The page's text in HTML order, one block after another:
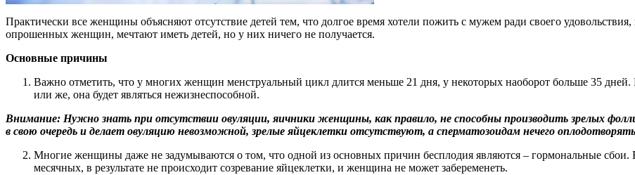
Практически все женщины объясняют отсутствие детей тем, что долгое время хотели пожить с мужем ради своего
опрошенных женщин, мечтают иметь детей, но у них ничего не получается.
Основные причины
Важно отметить, что у многих женщин менструальный цикл длится меньше 21 дня, у некоторых наоборот больше 35 дней.
или же, она будет являться нежизнеспособной.
Внимание: Нужно знать при отсутствии овуляции, яичники женщины, как правило, не способны производить зрелых
в свою очередь и делает овуляцию невозможной, зрелые яйцеклетки отсутствуют, а сперматозоидам нечего
Многие женщины даже не задумываются о том, что одной из основных причин бесплодия являются – гормональные сбои.
месячных, в результате не происходит созревание яйцеклетки, и женщина не может забеременеть.